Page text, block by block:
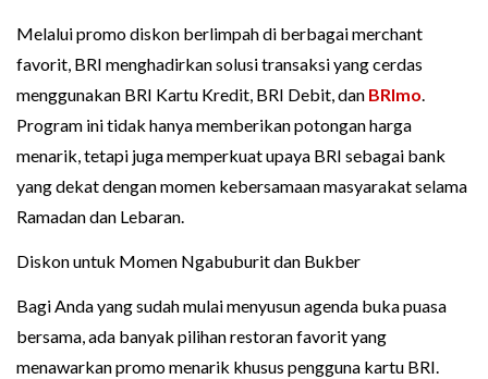
Melalui promo diskon berlimpah di berbagai merchant
favorit, BRI menghadirkan solusi transaksi yang cerdas
menggunakan BRI Kartu Kredit, BRI Debit, dan BRImo.
Program ini tidak hanya memberikan potongan harga
menarik, tetapi juga memperkuat upaya BRI sebagai bank
yang dekat dengan momen kebersamaan masyarakat selama
Ramadan dan Lebaran.
Diskon untuk Momen Ngabuburit dan Bukber
Bagi Anda yang sudah mulai menyusun agenda buka puasa
bersama, ada banyak pilihan restoran favorit yang
menawarkan promo menarik khusus pengguna kartu BRI.